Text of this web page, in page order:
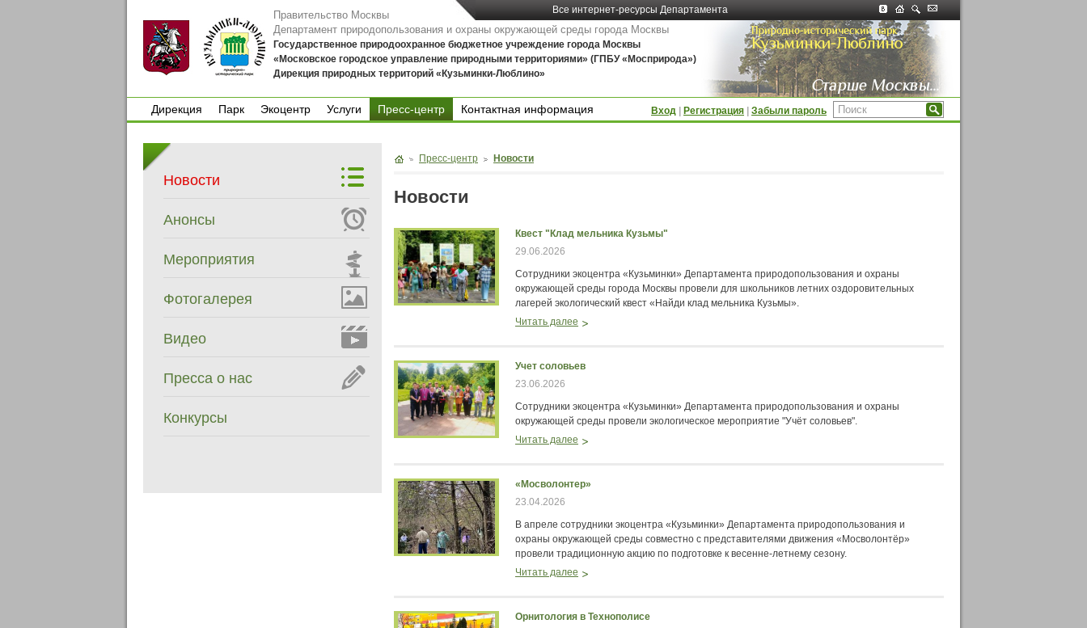
Все интернет-ресурсы Департамента
Правительство Москвы
Департамент природопользования и охраны окружающей среды города Москвы
Государственное природоохранное бюджетное учреждение города Москвы
«Московское городское управление природными территориями» (ГПБУ «Мосприрода»)
Дирекция природных территорий «Кузьминки-Люблино»
Дирекция
Парк
Экоцентр
Услуги
Пресс-центр
Контактная информация
Вход Регистрация Забыли пароль
Новости
Анонсы
Мероприятия
Фотогалерея
Видео
Пресса о нас
Конкурсы
Пресс-центр Новости
Новости
Квест "Клад мельника Кузьмы"
29.06.2026
Сотрудники экоцентра «Кузьминки» Департамента природопользования и охраны
окружающей среды города Москвы провели для школьников летних оздоровительных
лагерей экологический квест «Найди клад мельника Кузьмы».
Читать далее
Учет соловьев
23.06.2026
Сотрудники экоцентра «Кузьминки» Департамента природопользования и охраны
окружающей среды провели экологическое мероприятие "Учёт соловьев".
Читать далее
«Мосволонтер»
23.04.2026
В апреле сотрудники экоцентра «Кузьминки» Департамента природопользования и
охраны окружающей среды совместно с представителями движения «Мосволонтёр»
провели традиционную акцию по подготовке к весенне-летнему сезону.
Читать далее
Орнитология в Технополисе